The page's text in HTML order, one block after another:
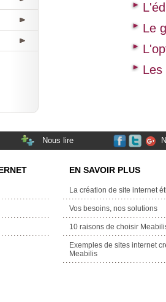
Le
Les
Nous lire
EN SAVOIR PLUS
La création de site internet
Vos besoins, nos solutions
10 raisons de choisir
Exemples de sites internet
Meabilis